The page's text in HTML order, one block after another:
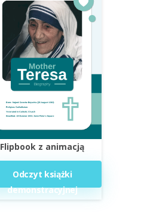
Flipbook z animacją
Odczyt książki
demonstracyjnej